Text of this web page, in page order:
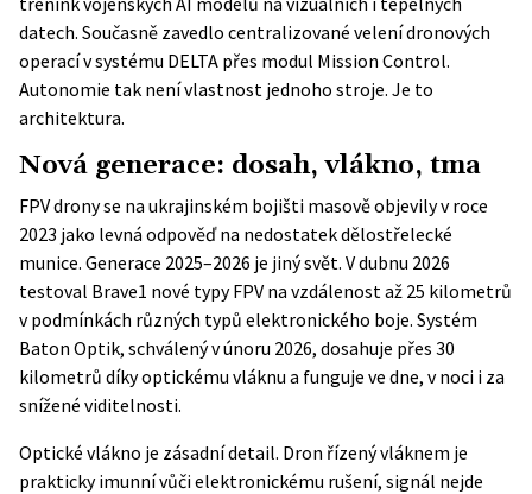
datech. Současně zavedlo centralizované velení dronových
operací v systému DELTA přes modul Mission Control.
Autonomie tak není vlastnost jednoho stroje. Je to
architektura.
Nová generace: dosah, vlákno, tma
FPV drony se na ukrajinském bojišti masově objevily v roce
2023 jako levná odpověď na nedostatek dělostřelecké
munice. Generace 2025–2026 je jiný svět. V dubnu 2026
testoval Brave1 nové typy FPV na vzdálenost až 25 kilometrů
v podmínkách různých typů elektronického boje. Systém
Baton Optik, schválený v únoru 2026, dosahuje přes 30
kilometrů díky optickému vláknu a funguje ve dne, v noci i za
snížené viditelnosti.
Optické vlákno je zásadní detail. Dron řízený vláknem je
prakticky imunní vůči elektronickému rušení, signál nejde